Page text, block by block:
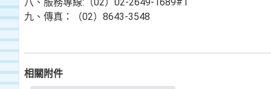
九、傳真：（02）8643-3548
相關附件